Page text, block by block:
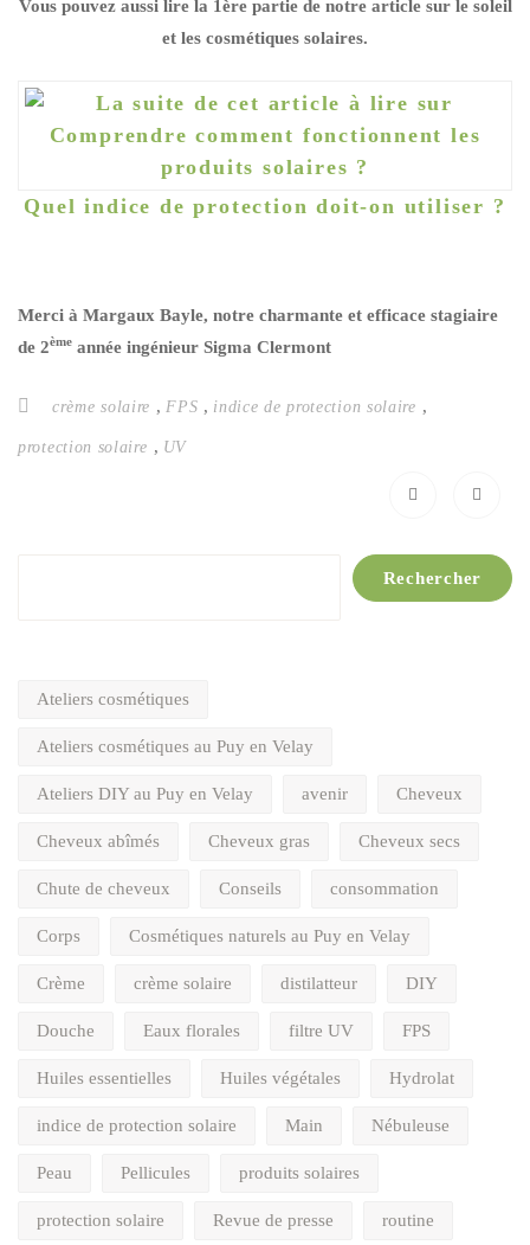
Vous pouvez aussi lire la 1ère partie de notre article sur le soleil
et les cosmétiques solaires.
Quel indice de protection doit-on utiliser ?
Merci à Margaux Bayle, notre charmante et efficace stagiaire
de 2ème année ingénieur Sigma Clermont
crème solaire , FPS , indice de protection solaire ,
protection solaire , UV
Rechercher
Ateliers cosmétiques
Ateliers cosmétiques au Puy en Velay
Ateliers DIY au Puy en Velay avenir Cheveux
Cheveux abîmés Cheveux gras Cheveux secs
Chute de cheveux Conseils consommation
Corps Cosmétiques naturels au Puy en Velay
Crème crème solaire distilatteur DIY
Douche Eaux florales filtre UV FPS
Huiles essentielles Huiles végétales Hydrolat
indice de protection solaire Main Nébuleuse
Peau Pellicules produits solaires
protection solaire Revue de presse routine